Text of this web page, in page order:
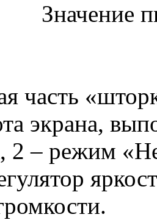
Значение
часть
экрана,
2 – режим